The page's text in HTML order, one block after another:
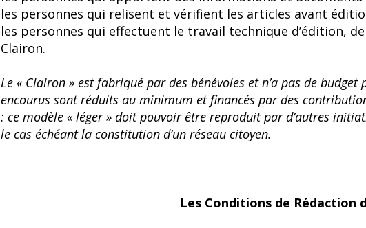
les personnes qui relisent et vérifient les articles avant
les personnes qui effectuent le travail technique d’édition,
Clairon.
Le « Clairon » est fabriqué par des bénévoles et n’a pas de
encourus sont réduits au minimum et financés par des
: ce modèle « léger » doit pouvoir être reproduit par d’autres
le cas échéant la constitution d’un réseau citoyen.
Les Conditions de Rédaction